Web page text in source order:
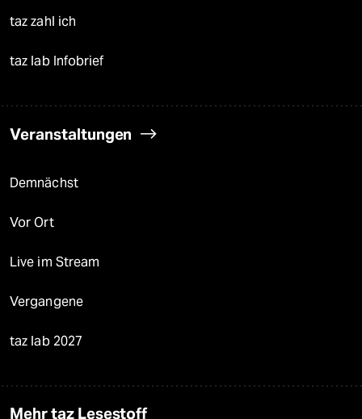
taz zahl ich
taz lab Infobrief
Veranstaltungen
Demnächst
Vor Ort
Live im Stream
Vergangene
taz lab 2027
Mehr taz Lesestoff